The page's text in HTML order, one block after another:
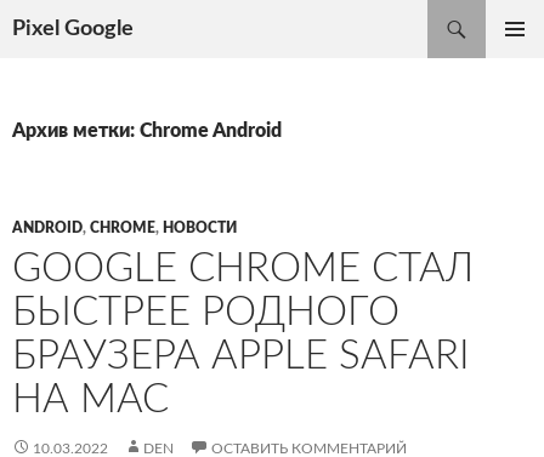
Pixel Google
Архив метки: Chrome Android
ANDROID, CHROME, НОВОСТИ
GOOGLE CHROME СТАЛ
БЫСТРЕЕ РОДНОГО
БРАУЗЕРА APPLE SAFARI
НА MAC
10.03.2022 DEN ОСТАВИТЬ КОММЕНТАРИЙ